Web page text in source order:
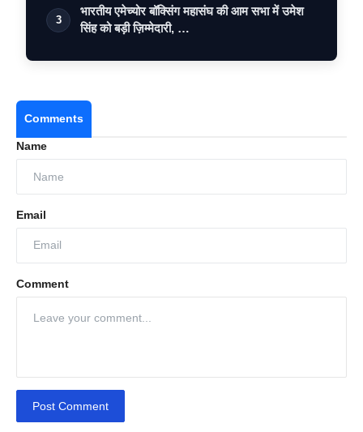
3
भारतीय एमेच्योर बॉक्सिंग महासंघ की आम सभा में उमेश
सिंह को बड़ी ज़िम्मेदारी, …
Comments
Name
Email
Comment
Post Comment